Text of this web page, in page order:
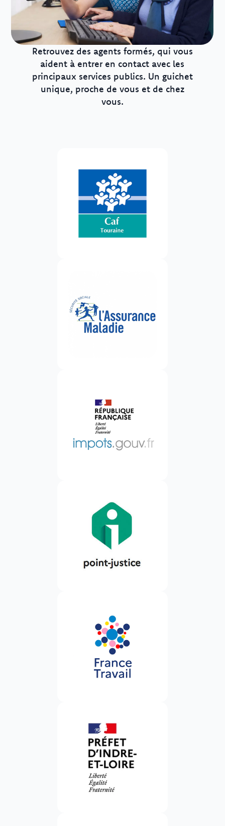
Retrouvez des agents formés, qui vous
aident à entrer en contact avec les
principaux services publics. Un guichet
unique, proche de vous et de chez
vous.